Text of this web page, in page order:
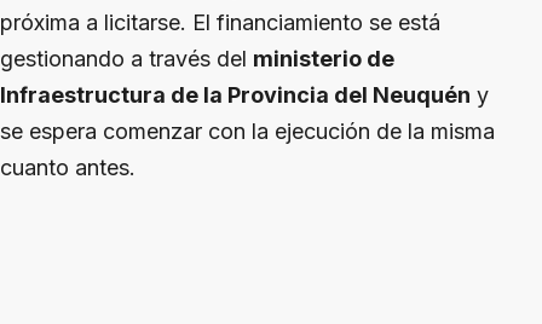
próxima a licitarse. El financiamiento se está
gestionando a través del ministerio de
Infraestructura de la Provincia del Neuquén y
se espera comenzar con la ejecución de la misma
cuanto antes.